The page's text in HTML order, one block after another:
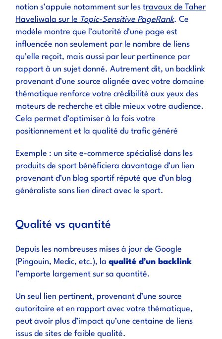
notion s’appuie notamment sur les travaux de Taher
Haveliwala sur le Topic-Sensitive PageRank. Ce
modèle montre que l’autorité d’une page est
influencée non seulement par le nombre de liens
qu’elle reçoit, mais aussi par leur pertinence par
rapport à un sujet donné. Autrement dit, un backlink
provenant d’une source alignée avec votre domaine
thématique renforce votre crédibilité aux yeux des
moteurs de recherche et cible mieux votre audience.
Cela permet d’optimiser à la fois votre
positionnement et la qualité du trafic généré
Exemple : un site e-commerce spécialisé dans les
produits de sport bénéficiera davantage d’un lien
provenant d’un blog sportif réputé que d’un blog
généraliste sans lien direct avec le sport.
Qualité vs quantité
Depuis les nombreuses mises à jour de Google
(Pingouin, Medic, etc.), laqualité d’un backlink
l’emporte largement sur sa quantité.
Un seul lien pertinent, provenant d’une source
autoritaire et en rapport avec votre thématique,
peut avoir plus d’impact qu’une centaine de liens
issus de sites de faible qualité.